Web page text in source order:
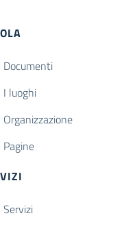
Documenti
I luoghi
Organizzazione
Pagine
Servizi